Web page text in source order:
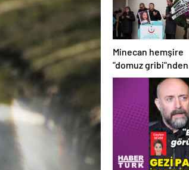
Minecan hemşire
"domuz gribi"nden
hayatını kaybetti –
Haberler | Sağlık
Haberleri